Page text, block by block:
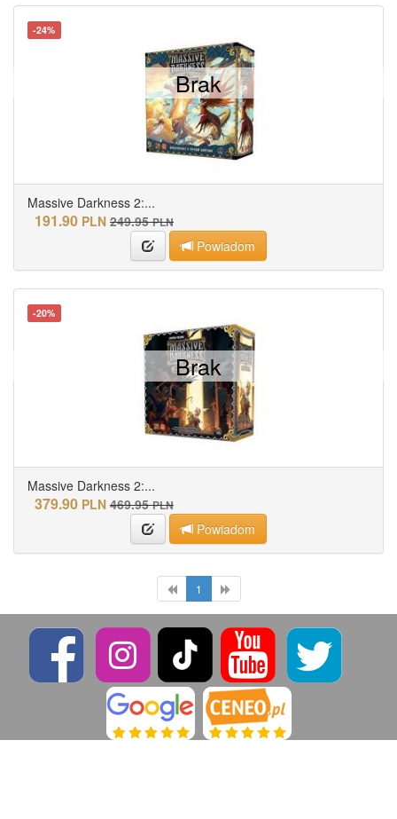
-24%
Massive Darkness 2:...
191.90 PLN 249.95 PLN
Powiadom
Brak
-20%
Massive Darkness 2:...
379.90 PLN 469.95 PLN
Powiadom
Brak
1